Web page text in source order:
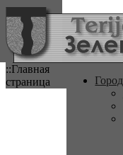
::Главная
страница
Город